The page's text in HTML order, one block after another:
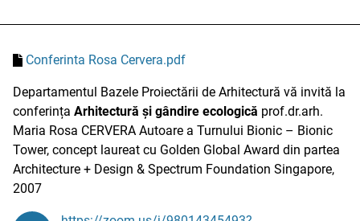
Conferinta Rosa Cervera.pdf
Departamentul Bazele Proiectării de Arhitectură vă invită la
conferința Arhitectură și gândire ecologică prof.dr.arh.
Maria Rosa CERVERA Autoare a Turnului Bionic – Bionic
Tower, concept laureat cu Golden Global Award din partea
Architecture + Design & Spectrum Foundation Singapore,
2007